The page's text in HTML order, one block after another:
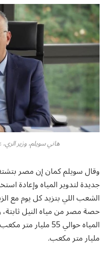
هاني سويلم، وزير
وقال سويلم كمان إن مصر
جديدة لتدوير المياه وإعادة
الشعب اللي بتزيد كل يوم مع
حصة مصر من مياه النيل
مليار متر مكعب.